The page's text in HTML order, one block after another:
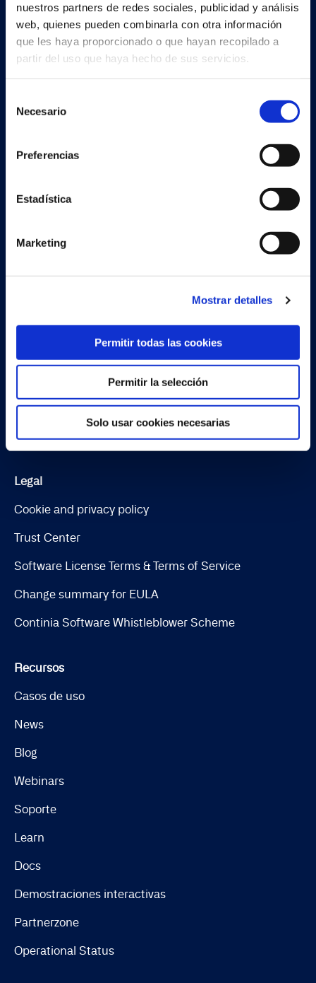
nuestros partners de redes sociales, publicidad y análisis
web, quienes pueden combinarla con otra información
que les haya proporcionado o que hayan recopilado a
partir del uso que haya hecho de sus servicios.
Necesario
Preferencias
Estadística
Marketing
Mostrar detalles
Permitir todas las cookies
Permitir la selección
Solo usar cookies necesarias
Sobre Continia
Document Capture
Document Output
Expense Management
Continia Finance
Continia Banking
Legal
Cookie and privacy policy
Trust Center
Software License Terms & Terms of Service
Change summary for EULA
Continia Software Whistleblower Scheme
Recursos
Casos de uso
News
Blog
Webinars
Soporte
Learn
Docs
Demostraciones interactivas
Partnerzone
Operational Status